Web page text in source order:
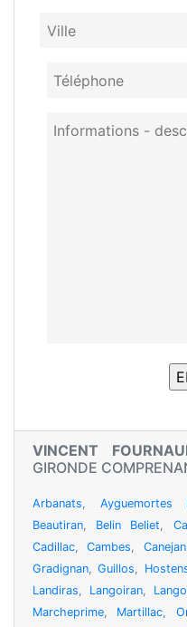
VINCENT
GIRONDE
Arbanats, Ayguemortes
Beautiran, Belin Beliet,
Cadillac,Cambes, Canejan
Gradignan,Guillos,
Landiras, Langoiran,
Marcheprime, Martillac,